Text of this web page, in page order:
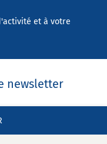
et à votre
newsletter